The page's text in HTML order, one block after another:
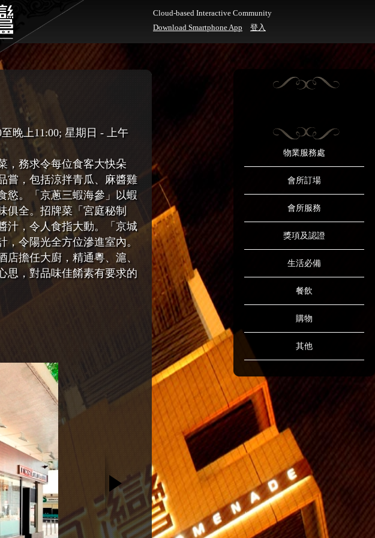
Cloud-based Interactive Community
Download Smartphone App
登入
物業服務處
會所訂場
會所服務
獎項及認證
生活必備
餐飲
購物
其他
晚上11:00; 星期日 - 上午
，務求令每位食客大快朵
嘗，包括涼拌青瓜、麻醬雞
慾。「京蔥三蝦海參」以蝦
俱全。招牌菜「宮庭秘制
汁，令人食指大動。「京城
令陽光全方位滲進室內。
店擔任大廚，精通粵、滬、
思，對品味佳餚素有要求的